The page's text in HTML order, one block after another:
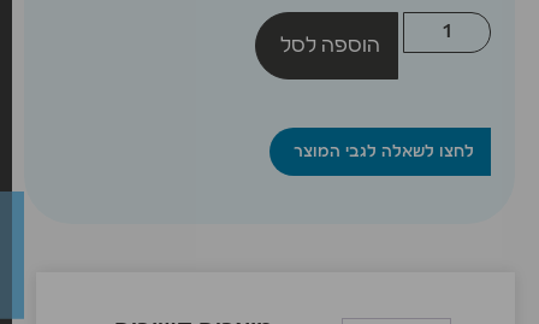
הוספה לסל
לחצו לשאלה לגבי המוצר